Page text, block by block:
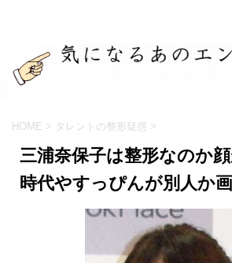
HOME > タレントの整形疑惑 >
三浦奈保子は整形なのか
時代やすっぴんが別人か